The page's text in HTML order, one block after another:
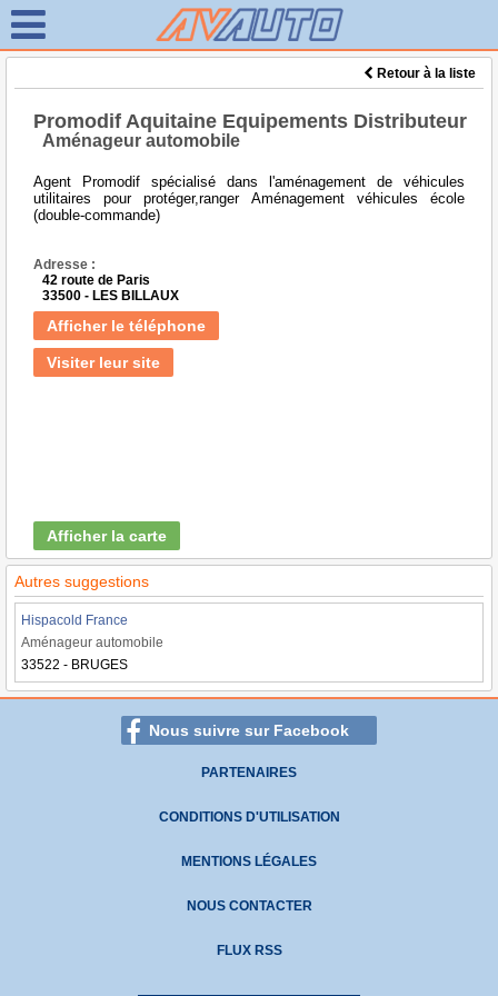
Retour à la liste
Promodif Aquitaine Equipements Distributeur
Aménageur automobile
Agent Promodif spécialisé dans l'aménagement de véhicules
utilitaires pour protéger,ranger Aménagement véhicules école
(double-commande)
Adresse :
42 route de Paris
33500 - LES BILLAUX
Afficher le téléphone
Visiter leur site
Afficher la carte
Autres suggestions
Hispacold France
Aménageur automobile
33522 - BRUGES
Nous suivre sur Facebook
PARTENAIRES
CONDITIONS D'UTILISATION
MENTIONS LÉGALES
NOUS CONTACTER
FLUX RSS